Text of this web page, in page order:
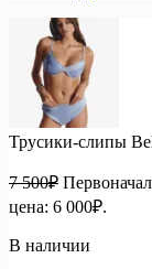
Трусики-слипы
7 500₽
цена: 6 000₽.
В наличии